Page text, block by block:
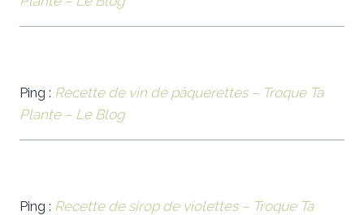
Ping : Recette de vin de pâquerettes – Troque Ta
Plante – Le Blog
Ping : Recette de sirop de violettes – Troque Ta